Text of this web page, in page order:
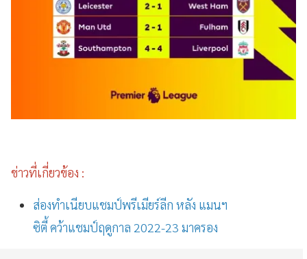
ข่าวที่เกี่ยวข้อง :
ส่องทำเนียบแชมป์พรีเมียร์ลีก หลัง แมนฯ
ซิตี้ คว้าแชมป์ฤดูกาล 2022-23 มาครอง